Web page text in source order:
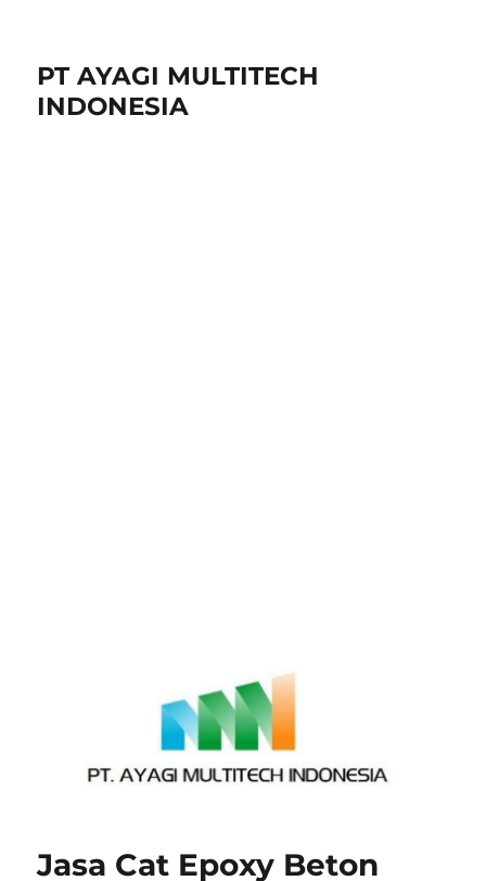
PT AYAGI MULTITECH
INDONESIA
Jasa Cat Epoxy Beton